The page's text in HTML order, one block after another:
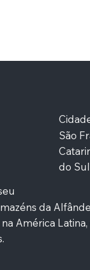
São
do Sul
da
América